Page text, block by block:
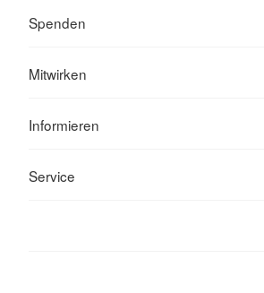
Spenden
Mitwirken
Informieren
Service